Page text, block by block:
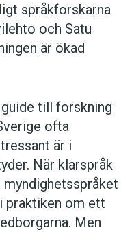
språkforskarna
och Satu
är ökad
guide till forskning
ofta
är i
När klar­språk
praktiken om ett
Men